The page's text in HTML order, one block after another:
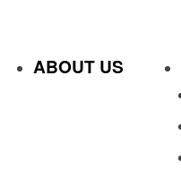
ABOUT US